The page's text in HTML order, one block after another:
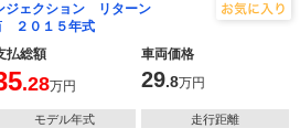
ェクション リターン
２０１５年式
払総額
車両価格
.28万円 29.8万円
モデル年式
走行距離